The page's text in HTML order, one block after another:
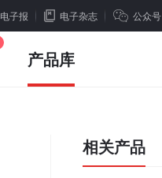
电子报 电子杂志 公众号
产品库
相关产品